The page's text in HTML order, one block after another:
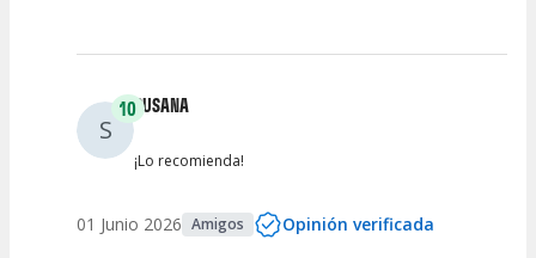
S
10SUSANA
¡Lo recomienda!
01 Junio 2026 Amigos Opinión verificada